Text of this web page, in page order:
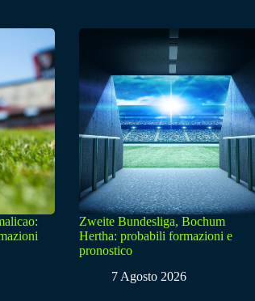
Zweite Bundesliga, Bochum
Hertha: probabili formazioni e
pronostico
7 Agosto 2026